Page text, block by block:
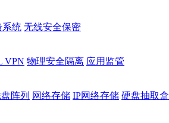
系统 无线安全保密
VPN 物理安全隔离 应用监管
阵列 网络存储 IP网络存储 硬盘抽取盒